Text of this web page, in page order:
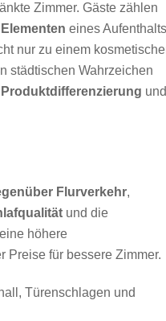
Zimmer. Gäste zählen
eines
nur zu einem
städtischen Wahrzeichen
Produktdifferenzierung und
Flurverkehr,
und die
höhere
Preise für bessere Zimmer.
Türenschlagen und